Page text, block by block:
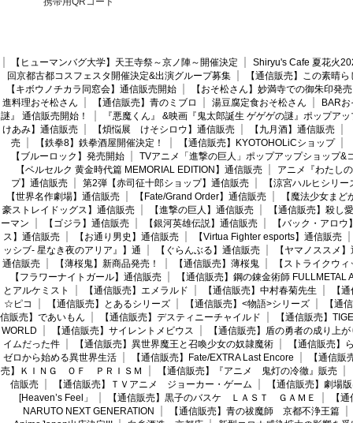
【ヒューマンバグ大学】天王寺祭～京ノ陣～開催決定
Shiryu's Cafe 夏花火
回京都古都コスフェスタ開催決定&出演グループ募集
【通信販売】この素晴
【キボウノチカラ同窓会】通信販売開始
【おそ松さん】妙満寺での御朱印発売
進料理おそ松さん
【通信販売】青のミブロ 湯豆腐定食おそ松さん
BAR
謎』 通信販売開始！
『悪魔くん』 &映画『鬼太郎誕生 ゲゲゲの謎』ポップア
けあみ】通信販売
【煩悩展 けそシロウ】通信販売 【九月酒】通信販売
売
【鉄拳8】鉄拳酒屋開催決定！ 【通信販売】KYOTOHOLiCショップ
【ブルーロック】発売開始
TVアニメ「進撃の巨人」ポップアップショップ&
【ベルセルク 黄金時代篇 MEMORIAL EDITION】通信販売
アニメ『わたし
プ】通信販売
第2弾【赤司征十郎ショップ】通信販売
【涼宮ハルヒシリ
【世界名作劇場】通信販売
【Fate/Grand Order】通信販売
【魔法少女ま
豪ストレイドッグス】通信販売
【進撃の巨人】通信販売
【通信販売】殺し愛
ーマン
【ゴジラ】通信販売 【銀河英雄伝説】通信販売
【バック・アロウ
ス】通信販売
【お通り男史】通信販売
【Virtua Fighter esports】通信販売
ッシブ- 星なき夜のアリア』】通
【ぐらんぶる】通信販売
【ヤマノススメ
通信販売
【薄桜鬼】新商品発売！ 【通信販売】薄桜鬼
【ストライクウ
【フラワーナイトガール】通信販売
【通信販売】鋼の錬金術師 FULLMETAL
とアルケミスト
【通信販売】エメラルド 【通信販売】中村春菊先生
【
☆ピコ
【通信販売】とあるシリーズ 【通信販売】<物語>シリーズ
【通
信販売】であいもん
【通信販売】デスティニーチャイルド
【通信販売】
WORLD
【通信販売】サイレントメビウス
【通信販売】盾の勇者の成り上が
イムだった件
【通信販売】異世界魔王と召喚少女の奴隷魔術
【通信販売】
ゼロから始める異世界生活
【通信販売】Fate/EXTRA Last Encore
【通信
売】ＫＩＮＧ ＯＦ ＰＲＩＳＭ
【通信販売】『アニメ 鬼灯の冷徹』販売
信販売
【通信販売】ＴＶアニメ ジョーカー・ゲーム
【通信販売】劇場
[Heaven’s Feel」
【通信販売】黒子のバスケ ＬＡＳＴ ＧＡＭＥ
【
NARUTO NEXT GENERATION
【通信販売】青の祓魔師 京都不浄王篇